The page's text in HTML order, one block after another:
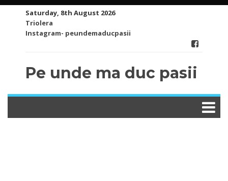
Saturday, 8th August 2026
Triolera
Instagram- peundemaducpasii
Pe unde ma duc pasii